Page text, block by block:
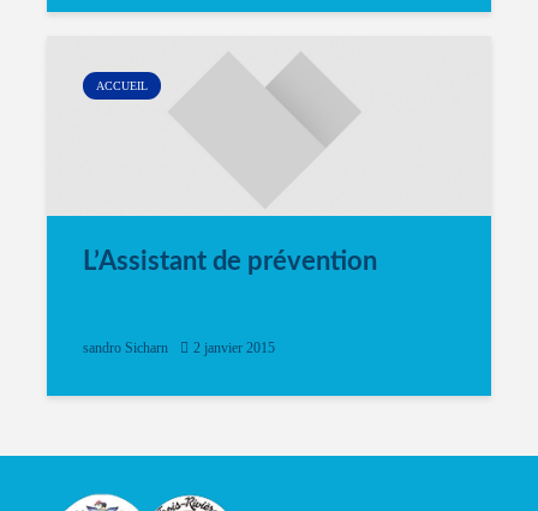
ACCUEIL
L’Assistant de prévention
sandro Sicharn 2 janvier 2015